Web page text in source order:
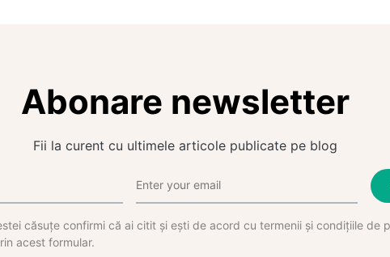
Abonare newsletter
Fii la curent cu ultimele articole publicate pe blog
căsuțe confirmi că ai citit și ești de acord cu termenii și condițiile de
acest formular.